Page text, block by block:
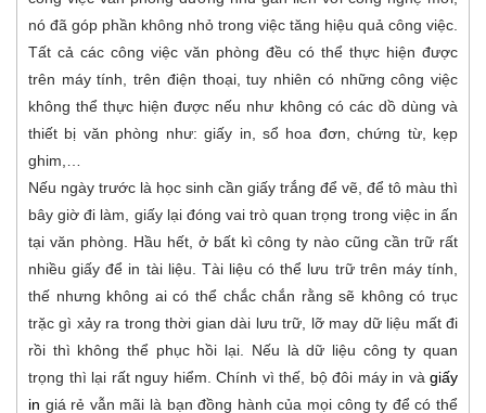
nó đã góp phần không nhỏ trong việc tăng hiệu quả công việc.
Tất cả các công việc văn phòng đều có thể thực hiện được
trên máy tính, trên điện thoại, tuy nhiên có những công việc
không thể thực hiện được nếu như không có các dồ dùng và
thiết bị văn phòng như: giấy in, sổ hoa đơn, chứng từ, kẹp
ghim,…
Nếu ngày trước là học sinh cần giấy trắng để vẽ, để tô màu thì
bây giờ đi làm, giấy lại đóng vai trò quan trọng trong việc in ấn
tại văn phòng. Hầu hết, ở bất kì công ty nào cũng cần trữ rất
nhiều giấy để in tài liệu. Tài liệu có thể lưu trữ trên máy tính,
thế nhưng không ai có thể chắc chắn rằng sẽ không có trục
trặc gì xảy ra trong thời gian dài lưu trữ, lỡ may dữ liệu mất đi
rồi thì không thể phục hồi lại. Nếu là dữ liệu công ty quan
trọng thì lại rất nguy hiểm. Chính vì thế, bộ đôi máy in và giấy
in giá rẻ vẫn mãi là bạn đồng hành của mọi công ty để có thể